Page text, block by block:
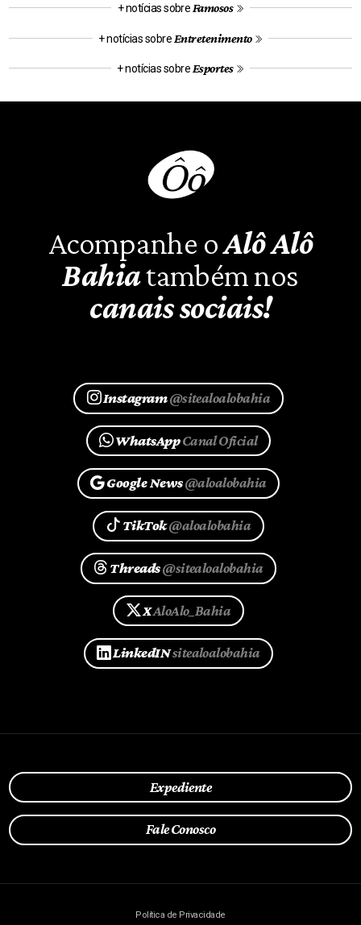
+ notícias sobre Famosos
+ notícias sobre Entretenimento
+ notícias sobre Esportes
Acompanhe oAlô Alô
Bahiatambém nos
canais sociais!
Instagram@sitealoalobahia
WhatsAppCanal Oficial
Google News@aloalobahia
TikTok@aloalobahia
Threads@sitealoalobahia
XAloAlo_Bahia
LinkedINsitealoalobahia
Expediente
Fale Conosco
Política de Privacidade